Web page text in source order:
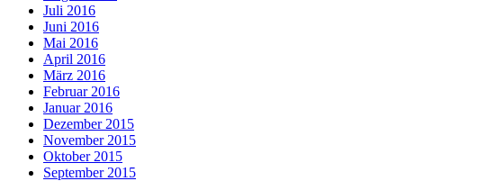
Juli 2016
Juni 2016
Mai 2016
April 2016
März 2016
Februar 2016
Januar 2016
Dezember 2015
November 2015
Oktober 2015
September 2015